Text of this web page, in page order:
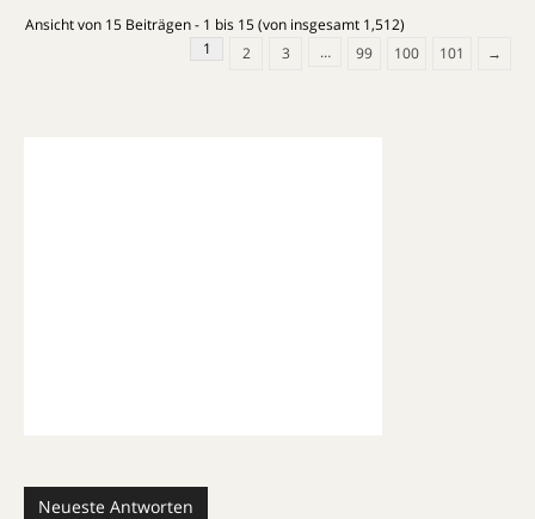
Ansicht von 15 Beiträgen - 1 bis 15 (von insgesamt 1,512)
1
2 3 … 99 100 101 →
Neueste Antworten